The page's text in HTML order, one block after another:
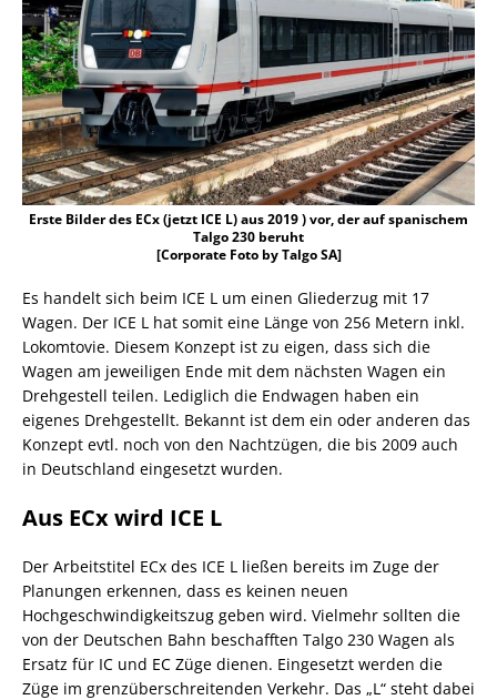
Erste Bilder des ECx (jetzt ICE L) aus 2019 ) vor, der auf spanischem
Talgo 230 beruht
[Corporate Foto by Talgo SA]
Es handelt sich beim ICE L um einen Gliederzug mit 17
Wagen. Der ICE L hat somit eine Länge von 256 Metern inkl.
Lokomtovie. Diesem Konzept ist zu eigen, dass sich die
Wagen am jeweiligen Ende mit dem nächsten Wagen ein
Drehgestell teilen. Lediglich die Endwagen haben ein
eigenes Drehgestellt. Bekannt ist dem ein oder anderen das
Konzept evtl. noch von den Nachtzügen, die bis 2009 auch
in Deutschland eingesetzt wurden.
Aus ECx wird ICE L
Der Arbeitstitel ECx des ICE L ließen bereits im Zuge der
Planungen erkennen, dass es keinen neuen
Hochgeschwindigkeitszug geben wird. Vielmehr sollten die
von der Deutschen Bahn beschafften Talgo 230 Wagen als
Ersatz für IC und EC Züge dienen. Eingesetzt werden die
Züge im grenzüberschreitenden Verkehr. Das „L“ steht dabei